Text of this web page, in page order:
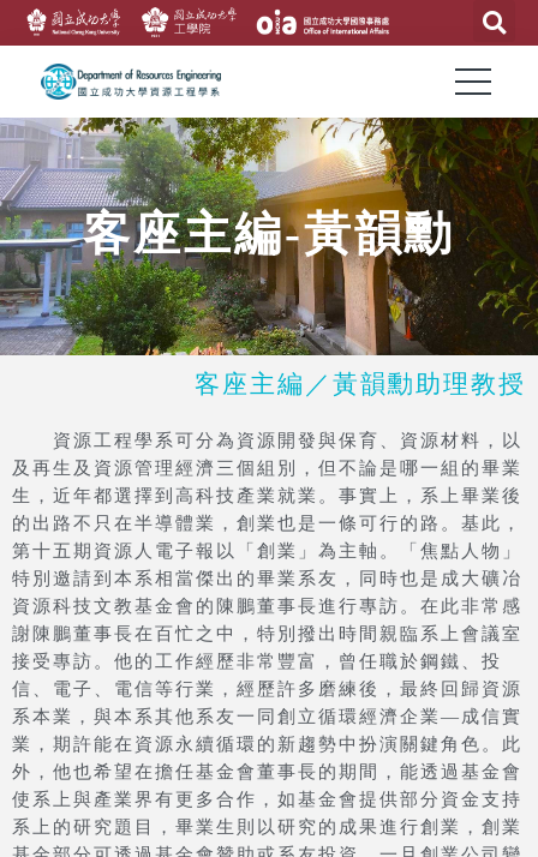
客座主編-黃韻勳
客座主編／黃韻勳助理教授
資源工程學系可分為資源開發與保育、資源材料，以
及再生及資源管理經濟三個組別，但不論是哪一組的畢業
生，近年都選擇到高科技產業就業。事實上，系上畢業後
的出路不只在半導體業，創業也是一條可行的路。基此，
第十五期資源人電子報以「創業」為主軸。「焦點人物」
特別邀請到本系相當傑出的畢業系友，同時也是成大礦冶
資源科技文教基金會的陳鵬董事長進行專訪。在此非常感
謝陳鵬董事長在百忙之中，特別撥出時間親臨系上會議室
接受專訪。他的工作經歷非常豐富，曾任職於鋼鐵、投
信、電子、電信等行業，經歷許多磨練後，最終回歸資源
系本業，與本系其他系友一同創立循環經濟企業—成信實
業，期許能在資源永續循環的新趨勢中扮演關鍵角色。此
外，他也希望在擔任基金會董事長的期間，能透過基金會
使系上與產業界有更多合作，如基金會提供部分資金支持
系上的研究題目，畢業生則以研究的成果進行創業，創業